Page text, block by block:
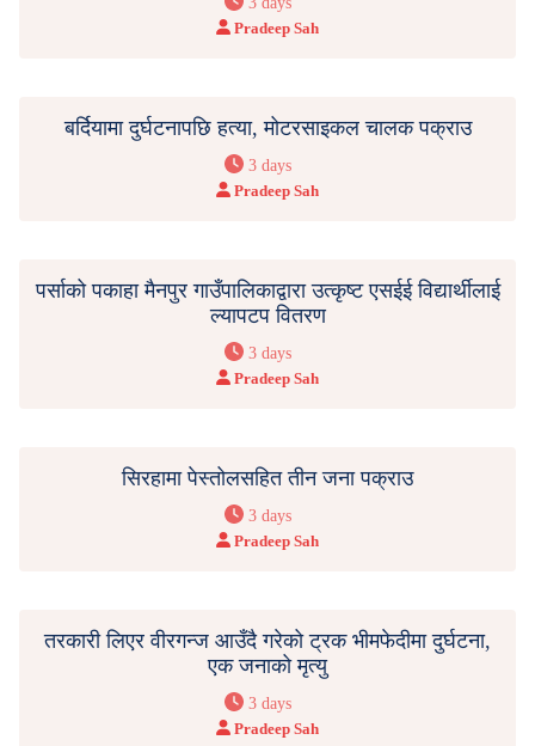
Pradeep Sah
बर्दियामा दुर्घटनापछि हत्या, मोटरसाइकल चालक पक्राउ
3 days
Pradeep Sah
पर्साको पकाहा मैनपुर गाउँपालिकाद्वारा उत्कृष्ट एसईई विद्यार्थीलाई
ल्यापटप वितरण
3 days
Pradeep Sah
सिरहामा पेस्तोलसहित तीन जना पक्राउ
3 days
Pradeep Sah
तरकारी लिएर वीरगन्ज आउँदै गरेको ट्रक भीमफेदीमा दुर्घटना,
एक जनाको मृत्यु
3 days
Pradeep Sah